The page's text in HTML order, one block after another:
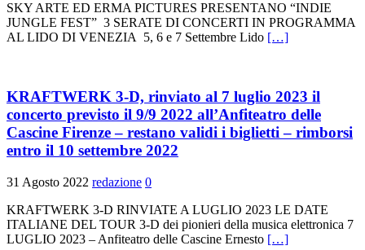
SKY ARTE ED ERMA PICTURES PRESENTANO “INDIE
JUNGLE FEST” 3 SERATE DI CONCERTI IN PROGRAMMA
AL LIDO DI VENEZIA 5, 6 e 7 Settembre Lido […]
KRAFTWERK 3-D, rinviato al 7 luglio 2023 il
concerto previsto il 9/9 2022 all’Anfiteatro delle
Cascine Firenze – restano validi i biglietti – rimborsi
entro il 10 settembre 2022
31 Agosto 2022 redazione 0
KRAFTWERK 3-D RINVIATE A LUGLIO 2023 LE DATE
ITALIANE DEL TOUR 3-D dei pionieri della musica elettronica 7
LUGLIO 2023 – Anfiteatro delle Cascine Ernesto […]